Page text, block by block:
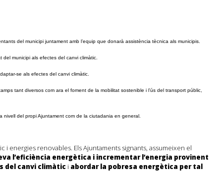
del municipi juntament amb l’equip que donarà assistència tècnica als municipis.
del municipi als efectes del canvi climàtic.
se als efectes del canvi climàtic.
tant diversos com ara el foment de la mobilitat sostenible i l’ús del transport públic,
nivell del propi Ajuntament com de la ciutadania en general.
energies renovables. Els Ajuntaments signants, assumeixen el
l’eficiència energètica i incrementar l’energia provinent
del canvi climàtic i abordar la pobresa energètica per tal